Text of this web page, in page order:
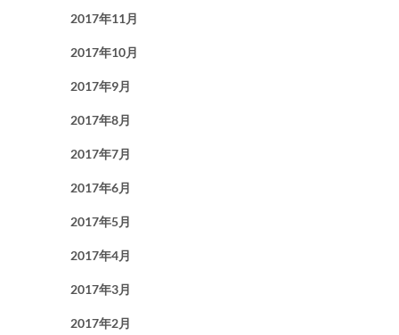
2017年11月
2017年10月
2017年9月
2017年8月
2017年7月
2017年6月
2017年5月
2017年4月
2017年3月
2017年2月